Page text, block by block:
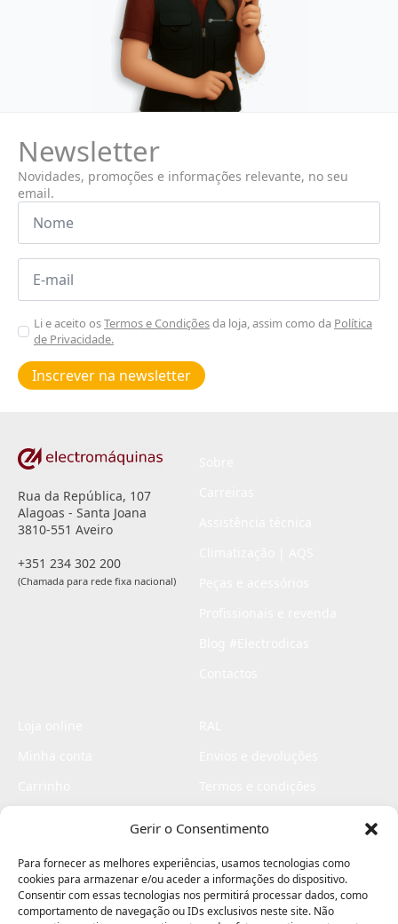
Gerir o Consentimento
Para fornecer as melhores experiências, usamos tecnologias como
cookies para armazenar e/ou aceder a informações do dispositivo.
Consentir com essas tecnologias nos permitirá processar dados, como
comportamento de navegação ou IDs exclusivos neste site. Não
Newsletter
Novidades, promoções e informações relevante, no seu
email.
Nome
Email
Aceitar
Poiticas
de
privacidade
Li e aceito osTermos e Condiçõesda loja, assim como da Política
de Privacidade.
Inscrever na newsletter
Rua da República, 107
Alagoas - Santa Joana
3810-551 Aveiro
+351 234 302 200
(Chamada para rede fixa nacional)
Livro de elogios